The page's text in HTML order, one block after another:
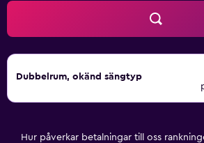
Dubbelrum, okänd sängtyp
Hur påverkar betalningar till oss